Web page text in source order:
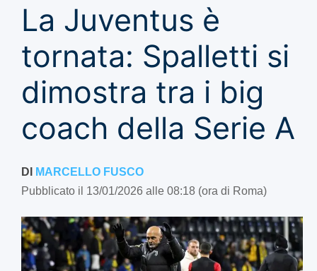
La Juventus è
tornata: Spalletti si
dimostra tra i big
coach della Serie A
DI MARCELLO FUSCO
Pubblicato il 13/01/2026 alle 08:18 (ora di Roma)